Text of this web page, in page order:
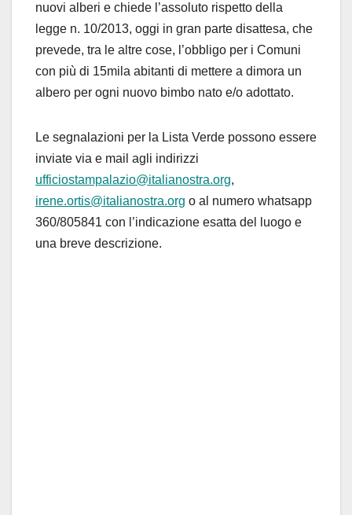
nuovi alberi e chiede l’assoluto rispetto della
legge n. 10/2013, oggi in gran parte disattesa, che
prevede, tra le altre cose, l’obbligo per i Comuni
con più di 15mila abitanti di mettere a dimora un
albero per ogni nuovo bimbo nato e/o adottato.
Le segnalazioni per la Lista Verde possono essere
inviate via e mail agli indirizzi
ufficiostampalazio@italianostra.org,
irene.ortis@italianostra.org o al numero whatsapp
360/805841 con l’indicazione esatta del luogo e
una breve descrizione.